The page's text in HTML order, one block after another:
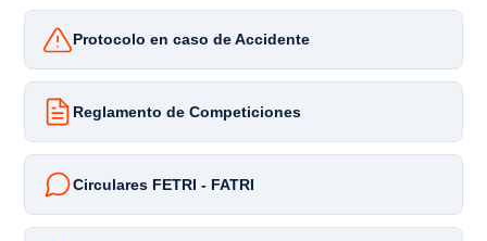
Protocolo en caso de Accidente
Reglamento de Competiciones
Circulares FETRI - FATRI